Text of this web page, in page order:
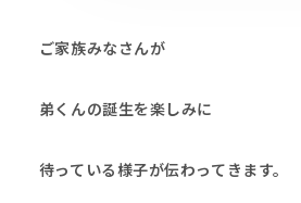
ご家族みなさんが
弟くんの誕生を楽しみに
待っている様子が伝わってきます。